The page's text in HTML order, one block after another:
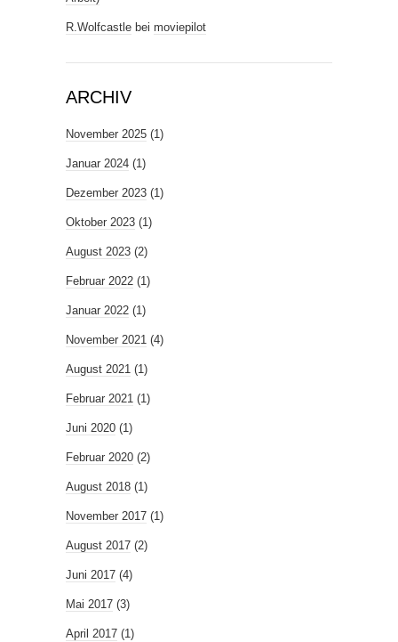
R.Wolfcastle bei moviepilot
ARCHIV
November 2025 (1)
Januar 2024 (1)
Dezember 2023 (1)
Oktober 2023 (1)
August 2023 (2)
Februar 2022 (1)
Januar 2022 (1)
November 2021 (4)
August 2021 (1)
Februar 2021 (1)
Juni 2020 (1)
Februar 2020 (2)
August 2018 (1)
November 2017 (1)
August 2017 (2)
Juni 2017 (4)
Mai 2017 (3)
April 2017 (1)